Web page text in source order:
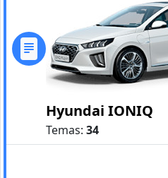
Hyundai IONIQ
Temas: 34